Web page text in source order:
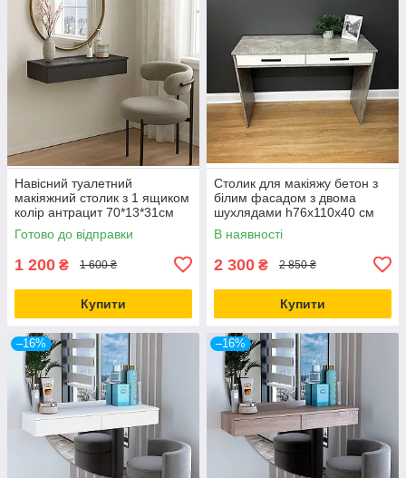
Навісний туалетний
макіяжний столик з 1 ящиком
колір антрацит 70*13*31см
Готово до відправки
1 200 ₴ 1 600 ₴
Купити
Столик для макіяжу бетон з
білим фасадом з двома
шухлядами h76х110х40 см
В наявності
2 300 ₴ 2 850 ₴
Купити
–16% –16%